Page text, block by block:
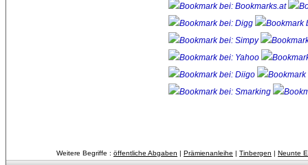
Weitere Begriffe : öffentliche Abgaben | Prämienanleihe | Tinbergen | Neunte